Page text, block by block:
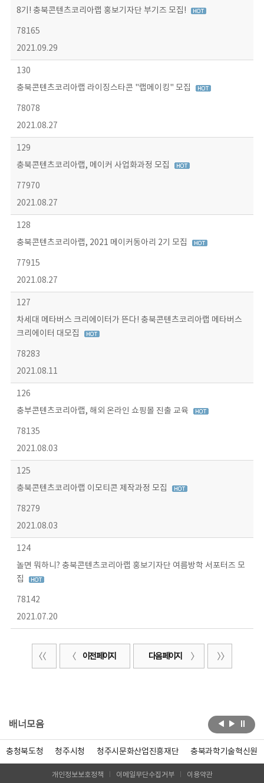
8기! 충북콘텐츠코리아랩 홍보기자단 부기즈 모집!
78165
2021.09.29
130
충북콘텐츠코리아랩 라이징스타콘 "랩메이킹" 모집
78078
2021.08.27
129
충북콘텐츠코리아랩, 메이커 사업화과정 모집
77970
2021.08.27
128
충북콘텐츠코리아랩, 2021 메이커동아리 2기 모집
77915
2021.08.27
127
차세대 메타버스 크리에이터가 뜬다! 충북콘텐츠코리아랩 메타버스
크리에이터 대모집
78283
2021.08.11
126
충부콘텐츠코리아랩, 해외 온라인 쇼핑몰 진출 교육
78135
2021.08.03
125
충북콘텐츠코리아랩 이모티콘 제작과정 모집
78279
2021.08.03
124
놀면 뭐하니? 충북콘텐츠코리아랩 홍보기자단 여름방학 서포터즈 모
집
78142
2021.07.20
이전 페이지 다음 페이지
배너모음
충청북도청 청주시청 청주시문화산업진흥재단 충북과학기술혁신원
개인정보보호정책 이메일무단수집거부 이용약관